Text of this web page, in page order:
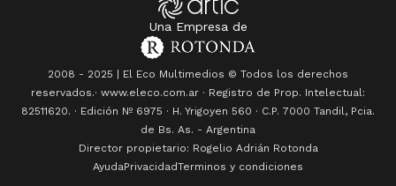
Una Empresa de
2008 - 2025 | El Eco Multimedios © Todos los derechos
reservados.· www.eleco.com.ar · Registro de Prop. Intelectual:
82511620. · Edición Nº 6975 · H. Yrigoyen 560 · C.P. 7000 Tandil, Pcia.
de Bs. As. - Argentina
Director propietario: Rogelio Adrián Rotonda
AyudaPrivacidadTerminos y condiciones